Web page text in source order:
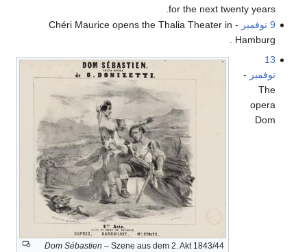
for the next twenty years.
9 نوفمبر
- Chéri Maurice opens the Thalia Theater in
Hamburg .
Dom Sébastien – Szene aus dem 2. Akt 1843/44
13
نوفمبر -
The
opera
Dom